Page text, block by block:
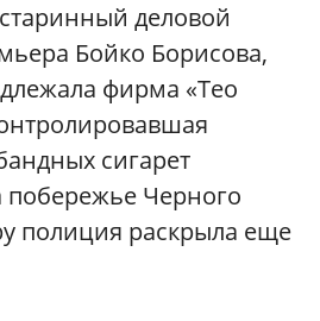
деловой
Бойко Борисова,
фирма «Тео
сигарет
Черного
полиция раскрыла еще